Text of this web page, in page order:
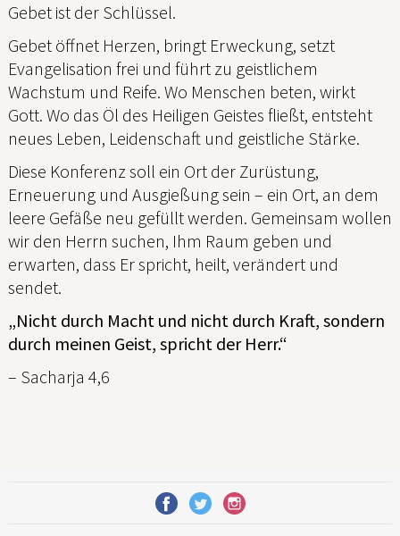
Gebet ist der Schlüssel.
Gebet öffnet Herzen, bringt Erweckung, setzt
Evangelisation frei und führt zu geistlichem
Wachstum und Reife. Wo Menschen beten, wirkt
Gott. Wo das Öl des Heiligen Geistes fließt, entsteht
neues Leben, Leidenschaft und geistliche Stärke.
Diese Konferenz soll ein Ort der Zurüstung,
Erneuerung und Ausgießung sein – ein Ort, an dem
leere Gefäße neu gefüllt werden. Gemeinsam wollen
wir den Herrn suchen, Ihm Raum geben und
erwarten, dass Er spricht, heilt, verändert und
sendet.
„Nicht durch Macht und nicht durch Kraft, sondern
durch meinen Geist, spricht der Herr.“
– Sacharja 4,6